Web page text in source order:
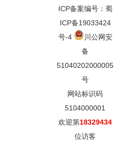
ICP备案编号：蜀
ICP备19033424
号-4
川公网安
备
51040202000005
号
网站标识码
5104000001
欢迎第18329434
位访客